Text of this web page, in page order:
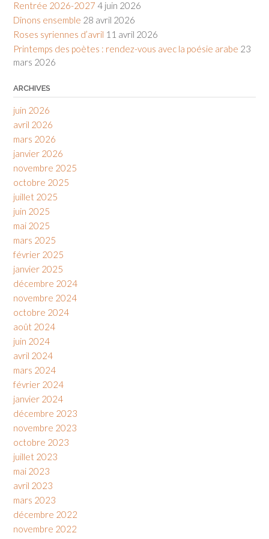
Rentrée 2026-2027 4 juin 2026
Dînons ensemble 28 avril 2026
Roses syriennes d’avril 11 avril 2026
Printemps des poètes : rendez-vous avec la poésie arabe 23
mars 2026
ARCHIVES
juin 2026
avril 2026
mars 2026
janvier 2026
novembre 2025
octobre 2025
juillet 2025
juin 2025
mai 2025
mars 2025
février 2025
janvier 2025
décembre 2024
novembre 2024
octobre 2024
août 2024
juin 2024
avril 2024
mars 2024
février 2024
janvier 2024
décembre 2023
novembre 2023
octobre 2023
juillet 2023
mai 2023
avril 2023
mars 2023
décembre 2022
novembre 2022